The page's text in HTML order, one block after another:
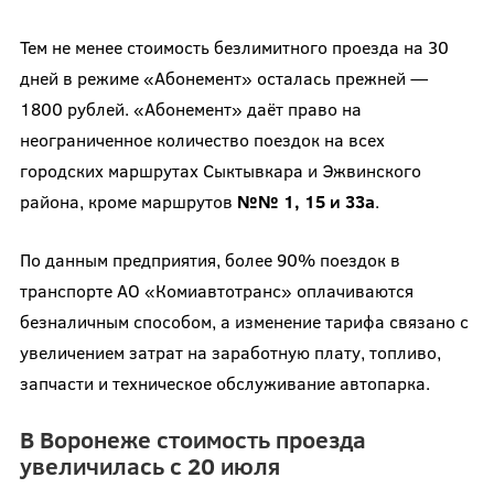
Тем не менее стоимость безлимитного проезда на 30
дней в режиме «Абонемент» осталась прежней —
1800 рублей. «Абонемент» даёт право на
неограниченное количество поездок на всех
городских маршрутах Сыктывкара и Эжвинского
района, кроме маршрутов №№ 1, 15 и 33а.
По данным предприятия, более 90% поездок в
транспорте АО «Комиавтотранс» оплачиваются
безналичным способом, а изменение тарифа связано с
увеличением затрат на заработную плату, топливо,
запчасти и техническое обслуживание автопарка.
В Воронеже стоимость проезда
увеличилась с 20 июля